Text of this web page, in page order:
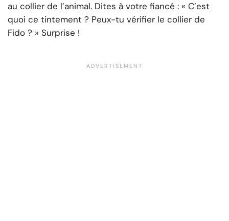
au collier de l’animal. Dites à votre fiancé : « C’est
quoi ce tintement ? Peux-tu vérifier le collier de
Fido ? » Surprise !